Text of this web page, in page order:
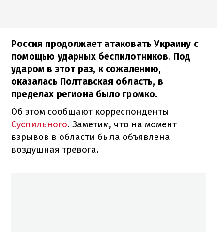
Россия продолжает атаковать Украину с
помощью ударных беспилотников. Под
ударом в этот раз, к сожалению,
оказалась Полтавская область, в
пределах региона было громко.
Об этом сообщают корреспонденты
Суспильного. Заметим, что на момент
взрывов в области была объявлена
воздушная тревога.